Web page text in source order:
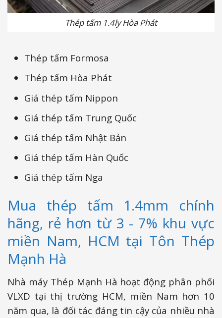
Thép tấm 1.4ly Hòa Phát
Thép tấm Formosa
Thép tấm Hòa Phát
Giá thép tấm Nippon
Giá thép tấm Trung Quốc
Giá thép tấm Nhật Bản
Giá thép tấm Hàn Quốc
Giá thép tấm Nga
Mua thép tấm 1.4mm chính
hãng, rẻ hơn từ 3 - 7% khu vực
miền Nam, HCM tại Tôn Thép
Mạnh Hà
Nhà máy Thép Mạnh Hà hoạt động phân phối
VLXD tại thị trường HCM, miền Nam hơn 10
năm qua, là đối tác đáng tin cậy của nhiều nhà